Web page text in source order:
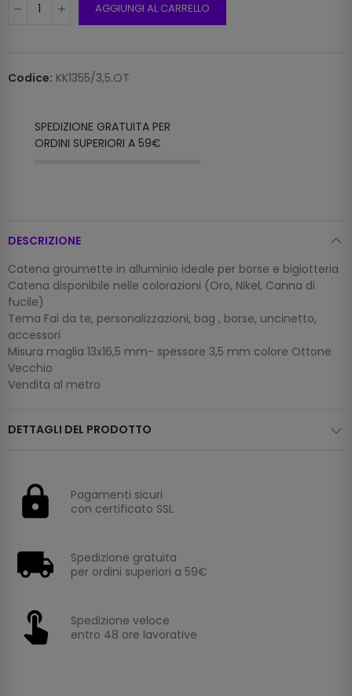
AGGIUNGI AL CARRELLO
Codice: KK1355/3,5.OT
SPEDIZIONE GRATUITA PER
ORDINI SUPERIORI A 59€
DESCRIZIONE
Catena groumette in alluminio ideale per borse e bigiotteria
Catena disponibile nelle colorazioni (Oro, Nikel, Canna di
fucile)
Tema Fai da te, personalizzazioni, bag , borse, uncinetto,
accessori
Misura maglia 13x16,5 mm- spessore 3,5 mm colore Ottone
Vecchio
Vendita al metro
DETTAGLI DEL PRODOTTO
Pagamenti sicuri
con certificato SSL
Spedizione gratuita
per ordini superiori a 59€
Spedizione veloce
entro 48 ore lavorative